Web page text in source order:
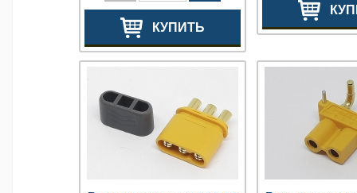
КУПИТЬ